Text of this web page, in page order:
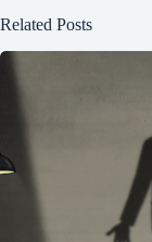
Related Posts